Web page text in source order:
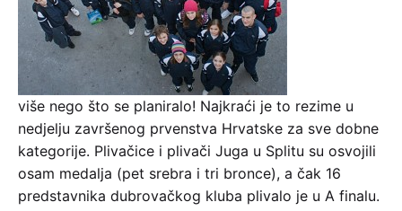
više nego što se planiralo! Najkraći je to rezime u
nedjelju završenog prvenstva Hrvatske za sve dobne
kategorije. Plivačice i plivači Juga u Splitu su osvojili
osam medalja (pet srebra i tri bronce), a čak 16
predstavnika dubrovačkog kluba plivalo je u A finalu.